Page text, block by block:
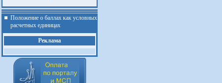
Положение о баллах как условных
расчетных единицах
Реклама